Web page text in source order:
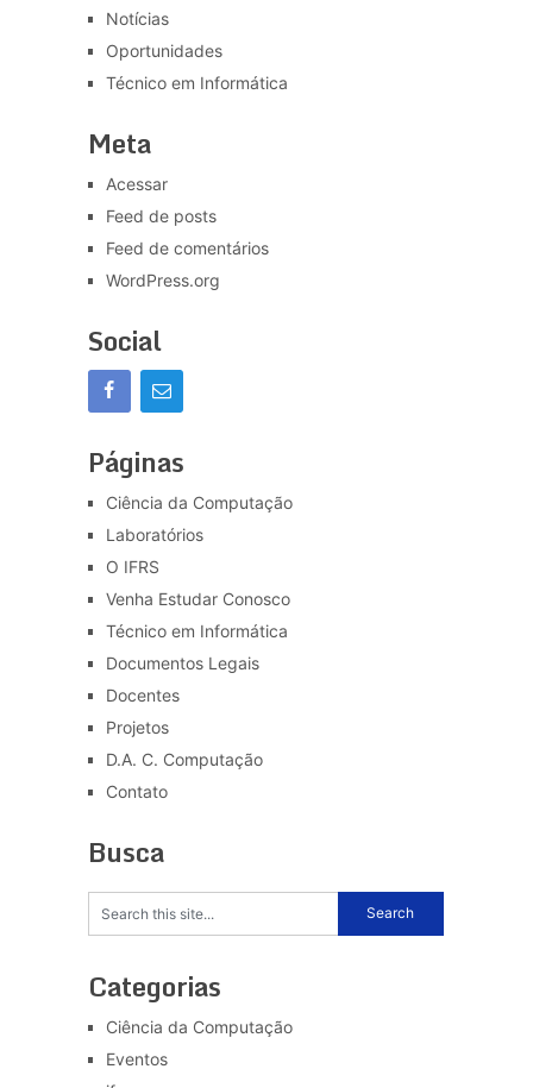
Notícias
Oportunidades
Técnico em Informática
Meta
Acessar
Feed de posts
Feed de comentários
WordPress.org
Social
Páginas
Ciência da Computação
Laboratórios
O IFRS
Venha Estudar Conosco
Técnico em Informática
Documentos Legais
Docentes
Projetos
D.A. C. Computação
Contato
Busca
Categorias
Ciência da Computação
Eventos